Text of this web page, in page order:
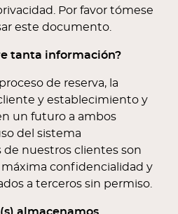
Por favor tómese
este documento.
tanta información?
de reserva, la
y establecimiento y
un futuro a ambos
del sistema
de nuestros clientes son
confidencialidad y
a terceros sin permiso.
almacenamos